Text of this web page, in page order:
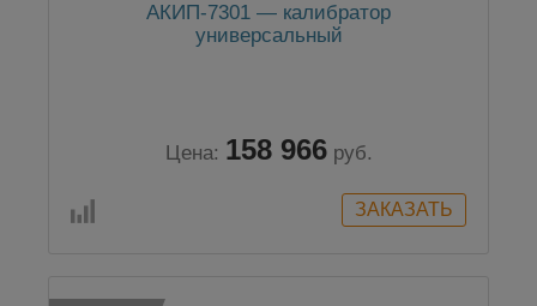
АКИП-7301 — калибратор
универсальный
Цена: 158 966 руб.